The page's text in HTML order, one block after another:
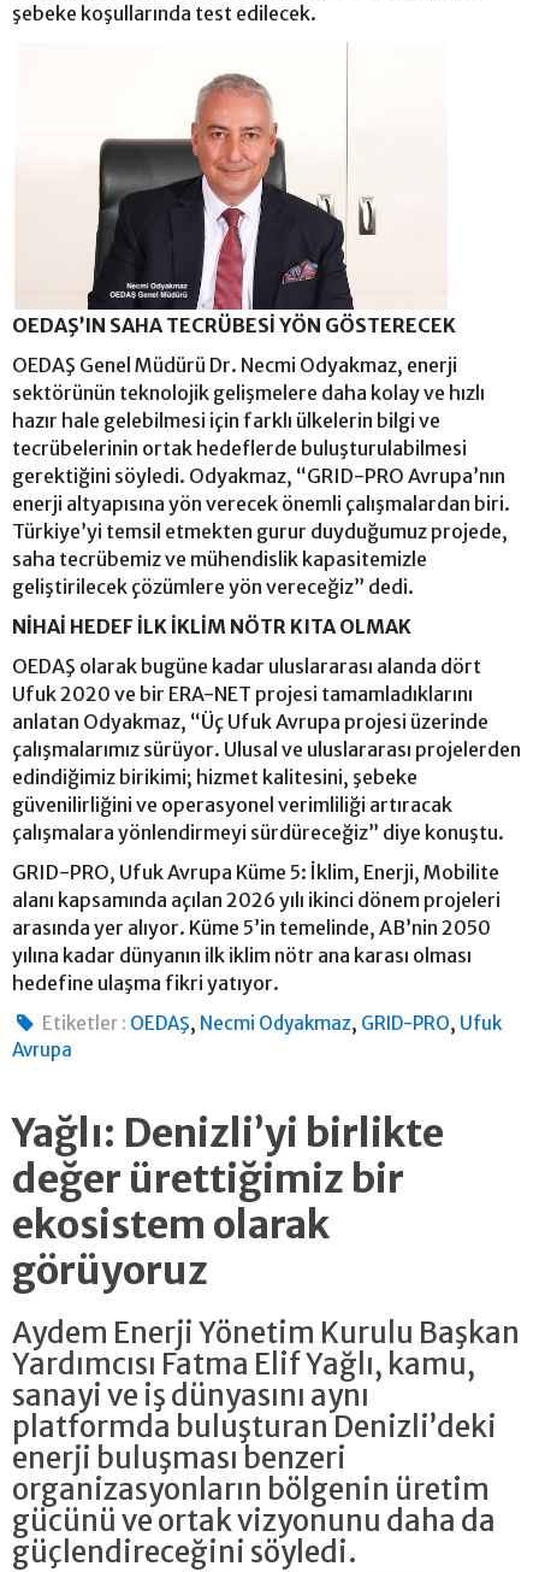
şebeke koşullarında test edilecek.
OEDAŞ’IN SAHA TECRÜBESİ YÖN GÖSTERECEK
OEDAŞ Genel Müdürü Dr. Necmi Odyakmaz, enerji
sektörünün teknolojik gelişmelere daha kolay ve hızlı
hazır hale gelebilmesi için farklı ülkelerin bilgi ve
tecrübelerinin ortak hedeflerde buluşturulabilmesi
gerektiğini söyledi. Odyakmaz, “GRID-PRO Avrupa’nın
enerji altyapısına yön verecek önemli çalışmalardan biri.
Türkiye’yi temsil etmekten gurur duyduğumuz projede,
saha tecrübemiz ve mühendislik kapasitemizle
geliştirilecek çözümlere yön vereceğiz” dedi.
NİHAİ HEDEF İLK İKLİM NÖTR KITA OLMAK
OEDAŞ olarak bugüne kadar uluslararası alanda dört
Ufuk 2020 ve bir ERA-NET projesi tamamladıklarını
anlatan Odyakmaz, “Üç Ufuk Avrupa projesi üzerinde
çalışmalarımız sürüyor. Ulusal ve uluslararası projelerden
edindiğimiz birikimi; hizmet kalitesini, şebeke
güvenilirliğini ve operasyonel verimliliği artıracak
çalışmalara yönlendirmeyi sürdüreceğiz” diye konuştu.
GRID-PRO, Ufuk Avrupa Küme 5: İklim, Enerji, Mobilite
alanı kapsamında açılan 2026 yılı ikinci dönem projeleri
arasında yer alıyor. Küme 5’in temelinde, AB’nin 2050
yılına kadar dünyanın ilk iklim nötr ana karası olması
hedefine ulaşma fikri yatıyor.
Etiketler : OEDAŞ, Necmi Odyakmaz, GRID-PRO, Ufuk
Avrupa
Yağlı: Denizli’yi birlikte
değer ürettiğimiz bir
ekosistem olarak
görüyoruz
Aydem Enerji Yönetim Kurulu Başkan
Yardımcısı Fatma Elif Yağlı, kamu,
sanayi ve iş dünyasını aynı
platformda buluşturan Denizli’deki
enerji buluşması benzeri
organizasyonların bölgenin üretim
gücünü ve ortak vizyonunu daha da
güçlendireceğini söyledi.